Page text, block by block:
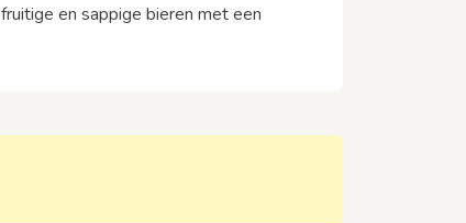
en sappige bieren met een